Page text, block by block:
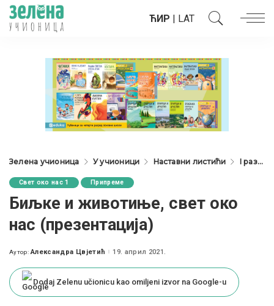
ЋИР | LAT
Зелена учионица У учионици Наставни листићи I разред
Свет око нас 1 Припреме
Биљке и животиње, свет око
нас (презентација)
Posted
Аутор: Александра Цвјетић 19. април 2021.
Dodaj Zelenu učionicu kao omiljeni izvor na Google-u